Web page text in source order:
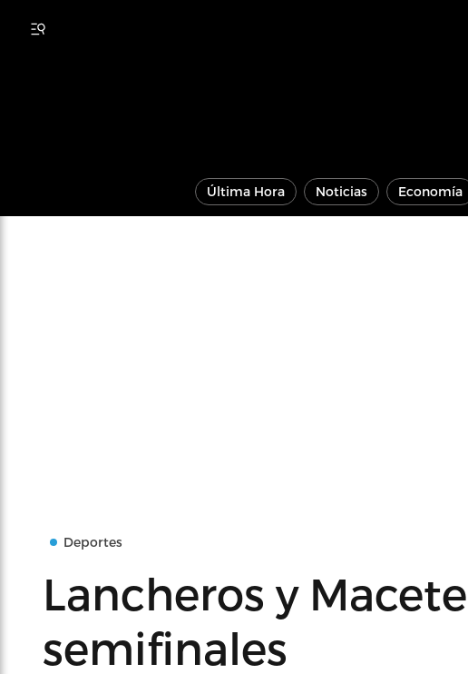
Última Hora Noticias Economía
Deportes
Lancheros y
semifinales